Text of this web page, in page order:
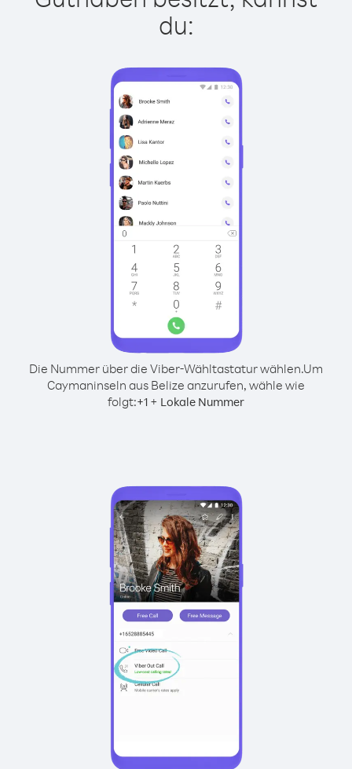
du:
Die Nummer über die Viber-Wähltastatur wählen.Um
Caymaninseln aus Belize anzurufen, wähle wie
folgt:+1 + Lokale Nummer